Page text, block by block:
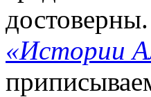
«Истории